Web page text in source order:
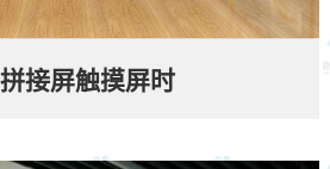
接屏触摸屏时